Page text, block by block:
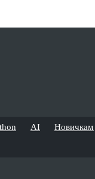
AI Новичкам